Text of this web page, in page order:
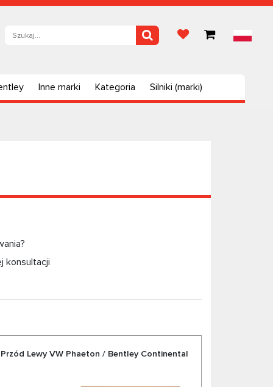
Inne marki Kategoria Silniki (marki)
konsultacji
Lewy VW Phaeton / Bentley Continental